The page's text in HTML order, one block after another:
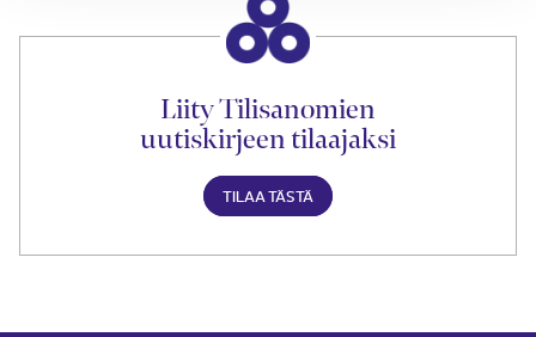
Liity Tilisanomien
uutiskirjeen tilaajaksi
TILAA TÄSTÄ